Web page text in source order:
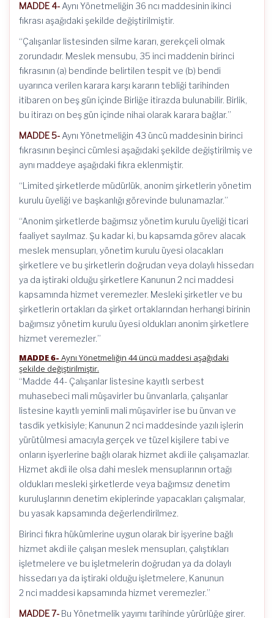
MADDE 4- Aynı Yönetmeliğin 36 ncı maddesinin ikinci
fıkrası aşağıdaki şekilde değiştirilmiştir.
“Çalışanlar listesinden silme kararı, gerekçeli olmak
zorundadır. Meslek mensubu, 35 inci maddenin birinci
fıkrasının (a) bendinde belirtilen tespit ve (b) bendi
uyarınca verilen karara karşı kararın tebliği tarihinden
itibaren on beş gün içinde Birliğe itirazda bulunabilir. Birlik,
bu itirazı on beş gün içinde nihai olarak karara bağlar.”
MADDE 5- Aynı Yönetmeliğin 43 üncü maddesinin birinci
fıkrasının beşinci cümlesi aşağıdaki şekilde değiştirilmiş ve
aynı maddeye aşağıdaki fıkra eklenmiştir.
“Limited şirketlerde müdürlük, anonim şirketlerin yönetim
kurulu üyeliği ve başkanlığı görevinde bulunamazlar.”
“Anonim şirketlerde bağımsız yönetim kurulu üyeliği ticari
faaliyet sayılmaz. Şu kadar ki, bu kapsamda görev alacak
meslek mensupları, yönetim kurulu üyesi olacakları
şirketlere ve bu şirketlerin doğrudan veya dolaylı hissedarı
ya da iştiraki olduğu şirketlere Kanunun 2 nci maddesi
kapsamında hizmet veremezler. Mesleki şirketler ve bu
şirketlerin ortakları da şirket ortaklarından herhangi birinin
bağımsız yönetim kurulu üyesi oldukları anonim şirketlere
hizmet veremezler.”
MADDE 6- Aynı Yönetmeliğin 44 üncü maddesi aşağıdaki
şekilde değiştirilmiştir.
“Madde 44- Çalışanlar listesine kayıtlı serbest
muhasebeci mali müşavirler bu ünvanlarla, çalışanlar
listesine kayıtlı yeminli mali müşavirler ise bu ünvan ve
tasdik yetkisiyle; Kanunun 2 nci maddesinde yazılı işlerin
yürütülmesi amacıyla gerçek ve tüzel kişilere tabi ve
onların işyerlerine bağlı olarak hizmet akdi ile çalışamazlar.
Hizmet akdi ile olsa dahi meslek mensuplarının ortağı
oldukları mesleki şirketlerde veya bağımsız denetim
kuruluşlarının denetim ekiplerinde yapacakları çalışmalar,
bu yasak kapsamında değerlendirilmez.
Birinci fıkra hükümlerine uygun olarak bir işyerine bağlı
hizmet akdi ile çalışan meslek mensupları, çalıştıkları
işletmelere ve bu işletmelerin doğrudan ya da dolaylı
hissedarı ya da iştiraki olduğu işletmelere, Kanunun
2 nci maddesi kapsamında hizmet veremezler.”
MADDE 7- Bu Yönetmelik yayımı tarihinde yürürlüğe girer.